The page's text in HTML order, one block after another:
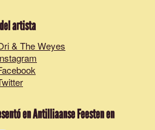
artista
& The Weyes
en Antilliaanse Feesten en